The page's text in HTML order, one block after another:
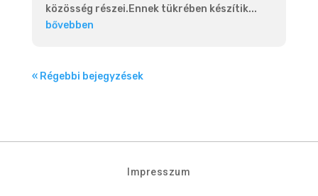
közösség részei.Ennek tükrében készítik...
bővebben
« Régebbi bejegyzések
Impresszum